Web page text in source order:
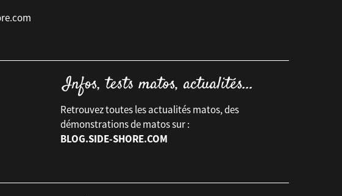
Retrouvez toutes les actualités matos, des
démonstrations de matos sur :
BLOG.SIDE-SHORE.COM